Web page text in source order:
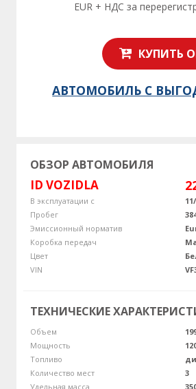
EUR + НДС за
КУПИТЬ
АВТОМОБИЛЬ С
ОБЗОР АВТОМОБИЛЯ
ID VOZIDLA
В эксплуатации с
Пробег
Эмиссионный норматив
Коробка передач
Цвет
VIN
ТЕХНИЧЕСКИЕ
Объем
Мощность
Топливо
Количество мест
3
Удельная масса